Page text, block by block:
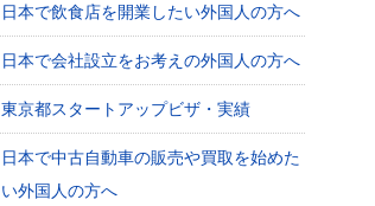
日本で飲食店を開業したい外国人の方へ
日本で会社設立をお考えの外国人の方へ
東京都スタートアップビザ・実績
日本で中古自動車の販売や買取を始めた
い外国人の方へ